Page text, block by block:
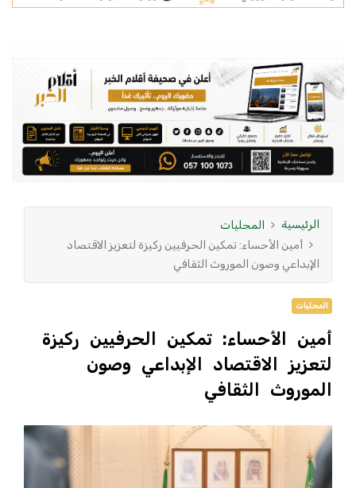
الرئيسية
المحليات
أمين الأحساء: تمكين الحرفيين ركيزة لتعزيز الاقتصاد
الإبداعي وصون الموروث الثقافي
المحليات
أمين الأحساء: تمكين الحرفيين ركيزة
لتعزيز الاقتصاد الإبداعي وصون
الموروث الثقافي